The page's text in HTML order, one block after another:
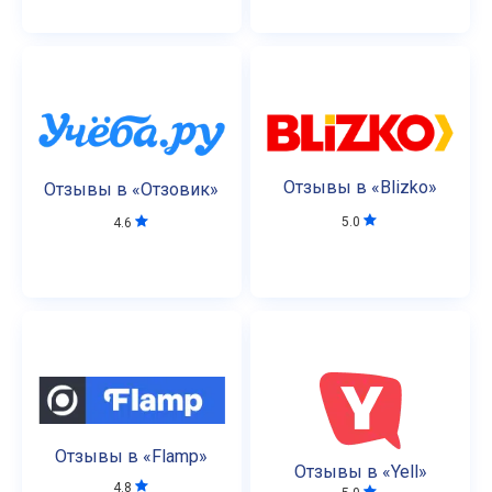
Отзывы в «Отзовик»
4.6
Отзывы в «Blizko»
5.0
Отзывы в «Flamp»
4.8
Отзывы в «Yell»